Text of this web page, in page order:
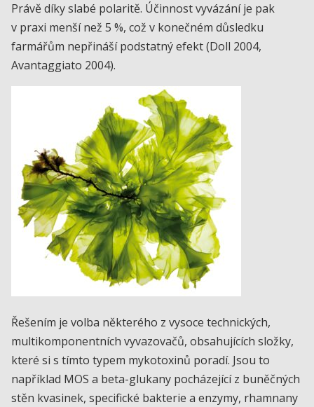
Právě díky slabé polaritě. Účinnost vyvázání je pak
v praxi menší než 5 %, což v konečném důsledku
farmářům nepřináší podstatný efekt (Doll 2004,
Avantaggiato 2004).
Řešením je volba některého z vysoce technických,
multikomponentních vyvazovačů, obsahujících složky,
které si s tímto typem mykotoxinů poradí. Jsou to
například MOS a beta-glukany pocházející z buněčných
stěn kvasinek, specifické bakterie a enzymy, rhamnany